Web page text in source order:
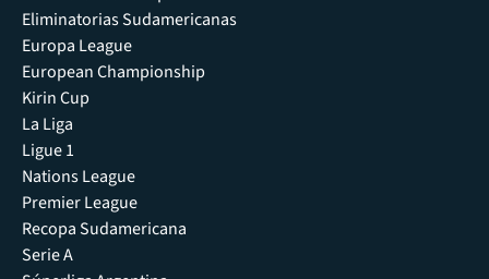
Eliminatorias Sudamericanas
Europa League
European Championship
Kirin Cup
La Liga
Ligue 1
Nations League
Premier League
Recopa Sudamericana
Serie A